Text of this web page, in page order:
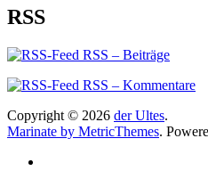
RSS
RSS – Beiträge
RSS – Kommentare
Copyright © 2026 der Ultes.
Marinate by MetricThemes.